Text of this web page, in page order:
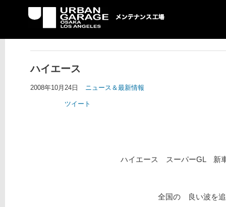
UG メンテナンス工場
ハイエース
2008年10月24日 ニュース＆最新情報
ツイート
ハイエース スーパーGL 新
全国の 良い波を